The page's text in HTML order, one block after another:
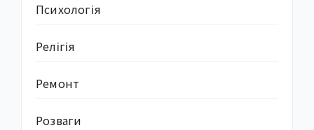
Психологія
Релігія
Ремонт
Розваги